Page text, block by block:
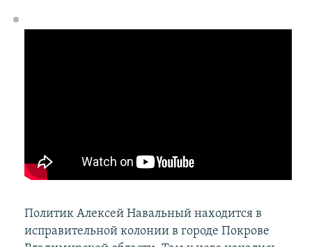
Политик Алексей Навальный находится в
исправительной колонии в городе Покрове